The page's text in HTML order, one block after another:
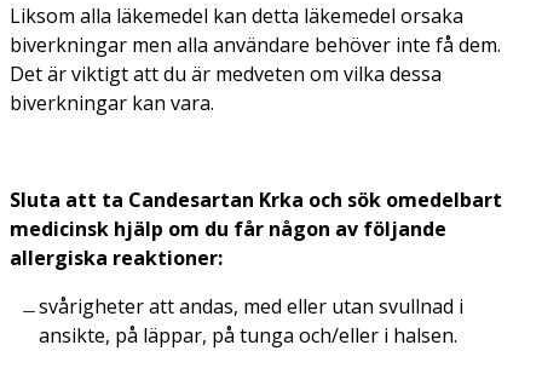
Liksom alla läkemedel kan detta läkemedel orsaka
biverkningar men alla användare behöver inte få dem.
Det är viktigt att du är medveten om vilka dessa
biverkningar kan vara.
Sluta att ta Candesartan Krka och sök omedelbart
medicinsk hjälp om du får någon av följande
allergiska reaktioner:
svårigheter att andas, med eller utan svullnad i
ansikte, på läppar, på tunga och/eller i halsen.